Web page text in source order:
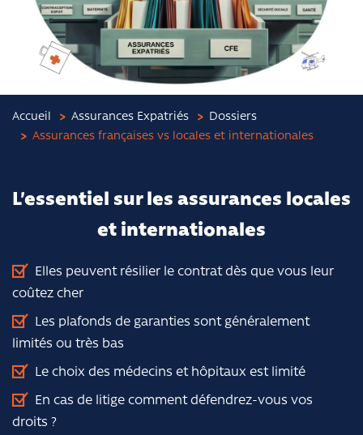
Accueil Assurances Expatriés
Dossiers
Assurances françaises vs locales et internationales
L’essentiel sur les assurances locales
et internationales
Elles peuvent résilier le contrat dès que vous leur
coûtez cher
Les plafonds de garanties sont généralement
limités ou très bas
Le choix des médecins et hôpitaux est limité
En cas de litige comment défendrez-vous vos
droits ?